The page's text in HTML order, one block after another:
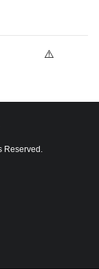
Reserved.